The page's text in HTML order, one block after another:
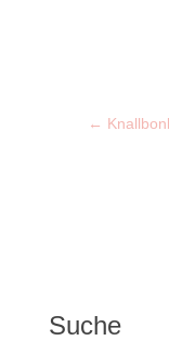
←
Suche